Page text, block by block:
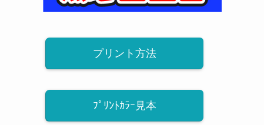
プリント方法
ﾌﾟﾘﾝﾄｶﾗｰ見本